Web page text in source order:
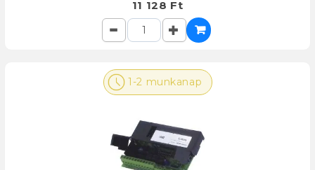
11 128 Ft
1-2 munkanap